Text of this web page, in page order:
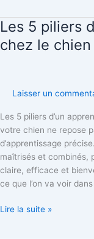
Les 5 piliers
chez le chien
Laisser un
Les 5 piliers d’un
votre chien ne repose
d’apprentissage
maîtrisés et combinés,
claire, efficace et
ce que l’on va voir dans
Les
piliers
réussi
le
chien
Lire la suite »